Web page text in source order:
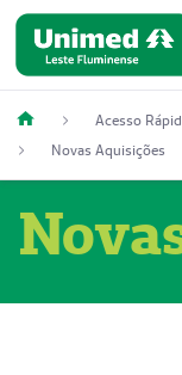
Acesso
Novas Aquisições